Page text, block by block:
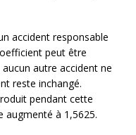
accident responsable
peut être
aucun autre accident ne
reste inchangé.
pendant cette
augmenté à 1,5625.